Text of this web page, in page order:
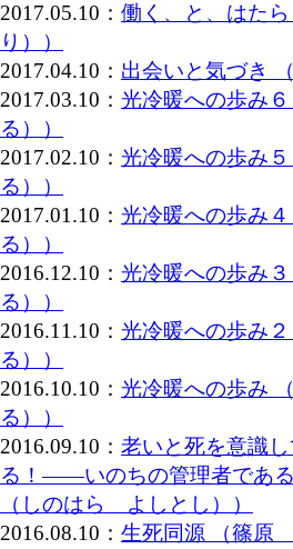
2017.05.10： 働く、と、はた
り））
2017.04.10： 出会いと気づき
2017.03.10： 光冷暖への歩み
る））
2017.02.10： 光冷暖への歩み
る））
2017.01.10： 光冷暖への歩み
る））
2016.12.10： 光冷暖への歩み
る））
2016.11.10： 光冷暖への歩み
る））
2016.10.10： 光冷暖への歩み
る））
2016.09.10： 老いと死を意識
る！――いのちの管理者であ
（しのはら よしとし））
2016.08.10： 生死同源 （篠原